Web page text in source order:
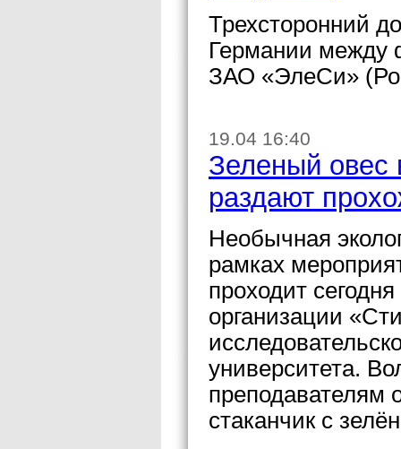
Трехсторонний
Германии между
ЗАО «ЭлеСи»
19.04 16:40
Зеленый овес
раздают
Необычная
рамках
проходит
организации
университета.
преподавателям
стаканчик с